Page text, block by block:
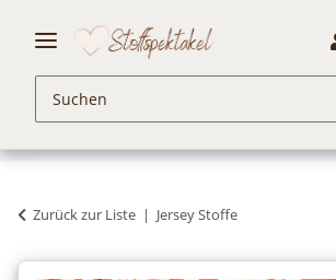
Zurück zur Liste Jersey Stoffe